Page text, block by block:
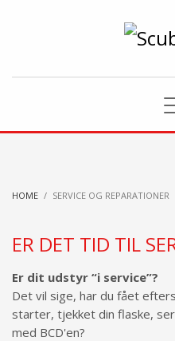
HOME SERVICE OG REPARATIONER
ER DET TID TIL
Er dit udstyr “i service”?
Det vil sige, har du fået
starter, tjekket din flaske,
med BCD'en?